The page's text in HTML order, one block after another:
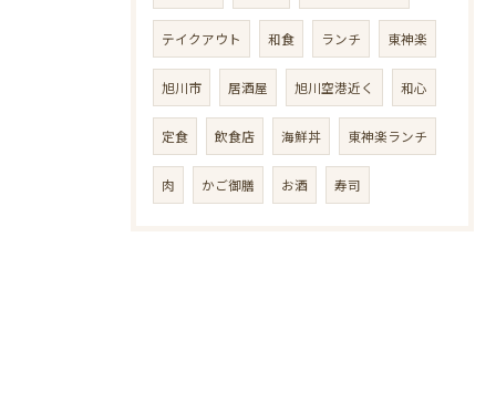
テイクアウト 和食 ランチ 東神楽
旭川市 居酒屋 旭川空港近く 和心
定食 飲食店 海鮮丼 東神楽ランチ
肉 かご御膳 お酒 寿司